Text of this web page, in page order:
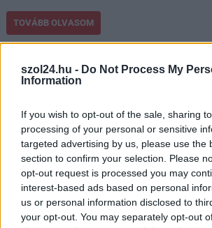
szol24.hu - Do Not Process My
Information
If you wish to opt-out of the sale, sharing
processing of your personal or sensitive
targeted advertising by us, please use the
section to confirm your selection. Please
opt-out request is processed you may
interest-based ads based on personal
us or personal information disclosed to
your opt-out. You may separately opt-out
TOVÁBB OLVASOM
kormánypárti lap, kérdés, ha az
Mercedes elhúzna az országból,
ennyire
2022.12.04. Tóth András